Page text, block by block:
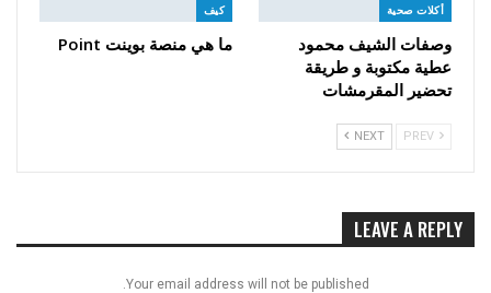
أكلات صحية
وصفات الشيف محمود
عطية مكتوبة و طريقة
تحضير المقرمشات
كيف
ما هي منصة بوينت Point
NEXT
LEAVE A REPLY
Your email address will not be published.